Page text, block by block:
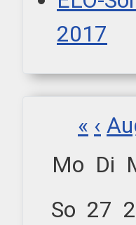
2017
« ‹
Mo Di
So 27